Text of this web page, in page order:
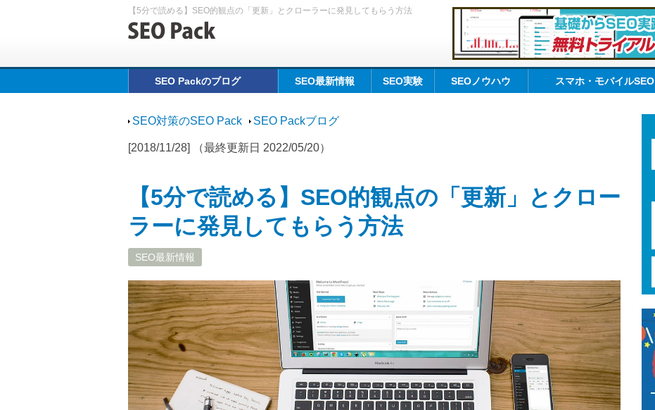
【5分で読める】SEO的観点の「更新」とクローラーに発見してもらう方法
SEO Packのブログ SEO最新情報 SEO実験 SEOノウハウ スマホ・モバイルSEO
SEO対策のSEO Pack SEO Packブログ
[2018/11/28] （最終更新日 2022/05/20）
【5分で読める】SEO的観点の「更新」とクロー
ラーに発見してもらう方法
SEO最新情報